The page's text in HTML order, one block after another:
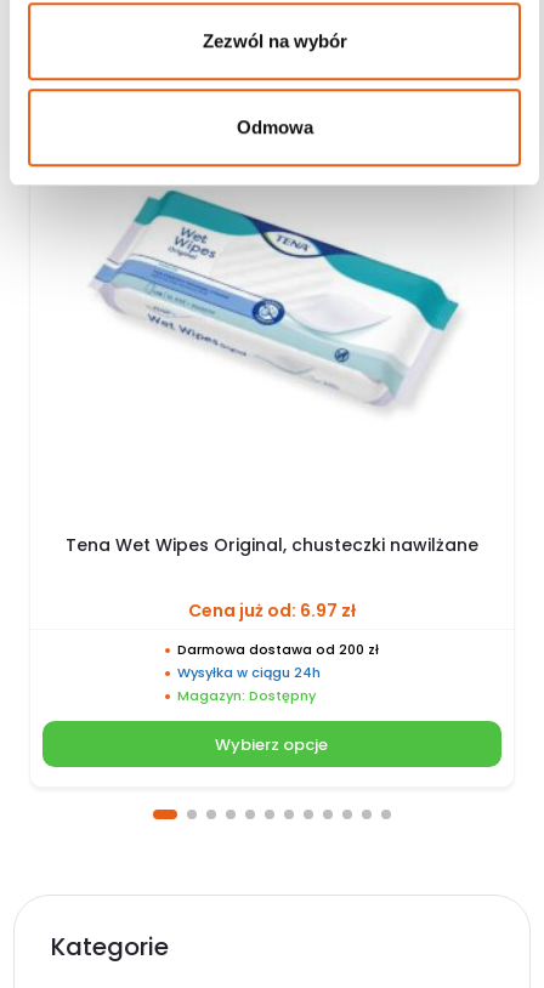
Zezwól na wybór
Odmowa
Tena Wet Wipes Original, chusteczki nawilżane
Cena już od: 6.97 zł
Darmowa dostawa od 200 zł
Wysyłka w ciągu 24h
Magazyn: Dostępny
Wybierz opcje
Kategorie